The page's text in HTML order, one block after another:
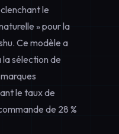
le
» pour la
Ce modèle a
sélection de
le taux de
de 28 %